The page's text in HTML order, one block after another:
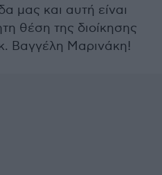
μας και αυτή είναι
θέση της διοίκησης
Βαγγέλη Μαρινάκη!